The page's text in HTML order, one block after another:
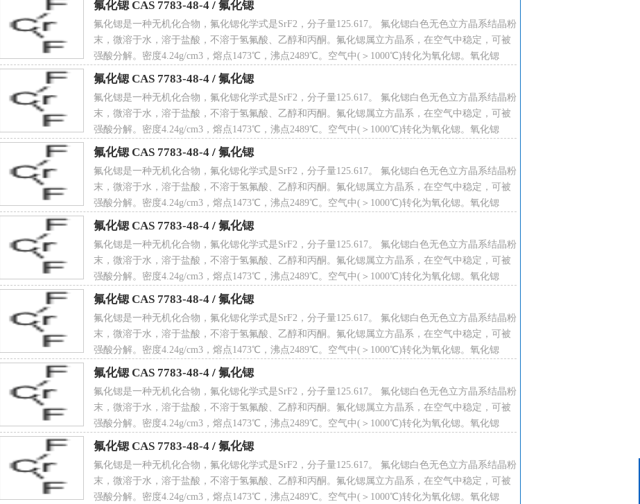
密 度4.24 g/cm³
外 观白色无色立方晶系结晶粉末
1.442
氟化锶制备方法
将过量的40%的氢氟酸(HF)放入铂皿中，往其中一点点地加入碳酸锶(SrCO3)，所得沉淀应用倾析法分离并用水洗涤，在电热板
上蒸发至干。然后加热至150℃真空脱水，即得氟化锶结晶。也可用其他方法制备
SrCO3+2HF====SrF2+CO2↑+H2O
氟化锶应用领域
可用于制造光学玻璃及激光用单晶。还可用于制药工业和日用化学工业,如用于牙膏防龋齿添加剂,焊剂，高级电子元件等。也用
于制药及其他氟化物的代用品。
氟化锶计算化学数据
氟化锶 CAS 7783-48-4 / 氟化锶
氟化锶是一种无机化合物，氟化锶化学式是SrF2，分子量125.617。 氟化锶白色无色立方晶系结晶粉
末，微溶于水，溶于盐酸，不溶于氢氟酸、乙醇和丙酮。氟化锶属立方晶系，在空气中稳定，可被
强酸分解。密度4.24g/cm3，熔点1473℃，沸点2489℃。空气中(＞1000℃)转化为氧化锶。氧化锶
CAS 7783-48-4
氟化锶 CAS 7783-48-4 / 氟化锶
氟化锶是一种无机化合物，氟化锶化学式是SrF2，分子量125.617。 氟化锶白色无色立方晶系结晶粉
末，微溶于水，溶于盐酸，不溶于氢氟酸、乙醇和丙酮。氟化锶属立方晶系，在空气中稳定，可被
强酸分解。密度4.24g/cm3，熔点1473℃，沸点2489℃。空气中(＞1000℃)转化为氧化锶。氧化锶
CAS 7783-48-4
氟化锶 CAS 7783-48-4 / 氟化锶
氟化锶是一种无机化合物，氟化锶化学式是SrF2，分子量125.617。 氟化锶白色无色立方晶系结晶粉
末，微溶于水，溶于盐酸，不溶于氢氟酸、乙醇和丙酮。氟化锶属立方晶系，在空气中稳定，可被
强酸分解。密度4.24g/cm3，熔点1473℃，沸点2489℃。空气中(＞1000℃)转化为氧化锶。氧化锶
CAS 7783-48-4
氟化锶 CAS 7783-48-4 / 氟化锶
氟化锶是一种无机化合物，氟化锶化学式是SrF2，分子量125.617。 氟化锶白色无色立方晶系结晶粉
末，微溶于水，溶于盐酸，不溶于氢氟酸、乙醇和丙酮。氟化锶属立方晶系，在空气中稳定，可被
强酸分解。密度4.24g/cm3，熔点1473℃，沸点2489℃。空气中(＞1000℃)转化为氧化锶。氧化锶
CAS 7783-48-4
氟化锶 CAS 7783-48-4 / 氟化锶
氟化锶是一种无机化合物，氟化锶化学式是SrF2，分子量125.617。 氟化锶白色无色立方晶系结晶粉
末，微溶于水，溶于盐酸，不溶于氢氟酸、乙醇和丙酮。氟化锶属立方晶系，在空气中稳定，可被
强酸分解。密度4.24g/cm3，熔点1473℃，沸点2489℃。空气中(＞1000℃)转化为氧化锶。氧化锶
CAS 7783-48-4
氟化锶 CAS 7783-48-4 / 氟化锶
氟化锶是一种无机化合物，氟化锶化学式是SrF2，分子量125.617。 氟化锶白色无色立方晶系结晶粉
末，微溶于水，溶于盐酸，不溶于氢氟酸、乙醇和丙酮。氟化锶属立方晶系，在空气中稳定，可被
强酸分解。密度4.24g/cm3，熔点1473℃，沸点2489℃。空气中(＞1000℃)转化为氧化锶。氧化锶
CAS 7783-48-4
氟化锶 CAS 7783-48-4 / 氟化锶
氟化锶是一种无机化合物，氟化锶化学式是SrF2，分子量125.617。 氟化锶白色无色立方晶系结晶粉
末，微溶于水，溶于盐酸，不溶于氢氟酸、乙醇和丙酮。氟化锶属立方晶系，在空气中稳定，可被
强酸分解。密度4.24g/cm3，熔点1473℃，沸点2489℃。空气中(＞1000℃)转化为氧化锶。氧化锶